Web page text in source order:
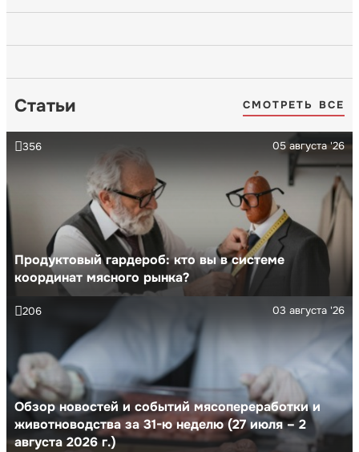
Статьи СМОТРЕТЬ ВСЕ
Продуктовый гардероб: кто вы в системе
координат мясного рынка?
05 августа '26
356
Обзор новостей и событий мясопереработки и
животноводства за 31-ю неделю (27 июля – 2
августа 2026 г.)
03 августа '26
206